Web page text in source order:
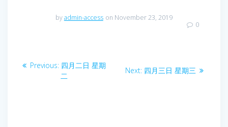
byadmin-access on November 23, 2019
0
Post
navigation
Previous: Previous
post:
四月二日 星期
二
Next: Next
四月三日 星期三